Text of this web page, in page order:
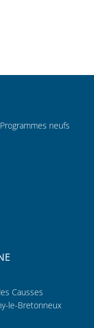
Programmes neufs
Causses
le-Bretonneux